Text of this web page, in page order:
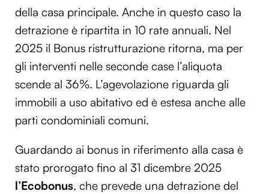
della casa principale. Anche in questo caso la
detrazione è ripartita in 10 rate annuali. Nel
2025 il Bonus ristrutturazione ritorna, ma per
gli interventi nelle seconde case l’aliquota
scende al 36%. L’agevolazione riguarda gli
immobili a uso abitativo ed è estesa anche alle
parti condominiali comuni.
Guardando ai bonus in riferimento alla casa è
stato prorogato fino al 31 dicembre 2025
l’Ecobonus, che prevede una detrazione del